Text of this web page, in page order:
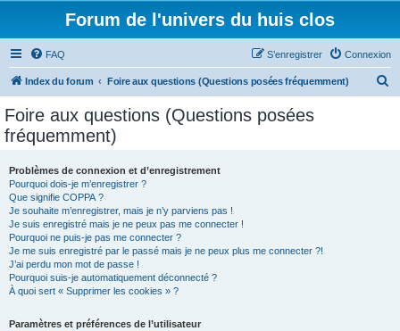
Forum de l'univers du huis clos
FAQ Connexion
S’enregistrer
Index du forum Foire aux questions (Questions posées fréquemment)
Foire aux questions (Questions posées
fréquemment)
Problèmes de connexion et d’enregistrement
Pourquoi dois-je m’enregistrer ?
Que signifie COPPA ?
Je souhaite m’enregistrer, mais je n’y parviens pas !
Je suis enregistré mais je ne peux pas me connecter !
Pourquoi ne puis-je pas me connecter ?
Je me suis enregistré par le passé mais je ne peux plus me connecter ?!
J’ai perdu mon mot de passe !
Pourquoi suis-je automatiquement déconnecté ?
À quoi sert « Supprimer les cookies » ?
Paramètres et préférences de l’utilisateur